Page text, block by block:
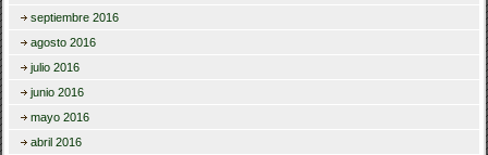
septiembre 2016
agosto 2016
julio 2016
junio 2016
mayo 2016
abril 2016